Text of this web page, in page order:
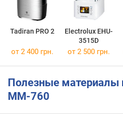
Tadiran PRO 2
Electrolux EHU-
3515D
от 2 400 грн. от 2 500 грн.
Полезные материалы
MM-760